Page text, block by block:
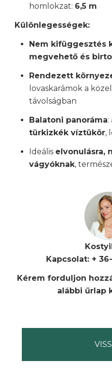
homlokzat: 6,5 m
Különlegességek:
Nem kifüggesztés
megvehető és
Rendezett
lovaskarámok a
távolságban
Balatoni panoráma:
türkizkék víztükör,
Ideális elvonulásra,
vágyóknak,
Kapcsolat: +
Kérem forduljon
alábbi űrlap